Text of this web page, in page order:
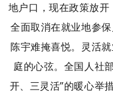
地户口，现在政策放
全面取消在就业地参
陈宇难掩喜悦。 灵活
庭的心弦。全国人社
开、三灵活”的暖心举